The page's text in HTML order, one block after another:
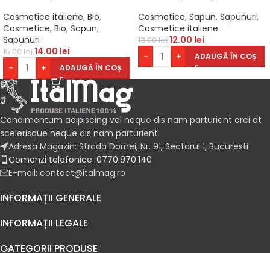
Cosmetice italiene, Bio,
Cosmetice, Bio, Sapun,
Sapunuri
15.00lei14.00 lei
-
+ ADAUGĂ ÎN COȘ
Cosmetice, Sapun, Sapunuri,
Cosmetice italiene
13.00lei12.00 lei
-
+ ADAUGĂ ÎN COȘ
Condimentum adipiscing vel neque dis nam parturient orci at
scelerisque neque dis nam parturient.
Adresa Magazin: Strada Dornei, Nr. 91, Sectorul 1, Bucuresti
Comenzi telefonice: 0770.970.140
E-mail: contact@italmag.ro
INFORMAȚII GENERALE
INFORMAȚII LEGALE
CATEGORII PRODUSE